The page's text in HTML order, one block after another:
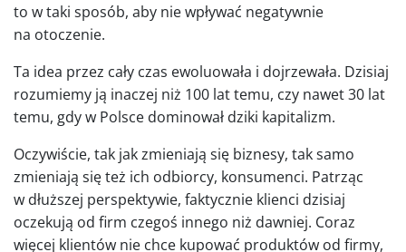
to w taki sposób, aby nie wpływać negatywnie
na otoczenie.
Ta idea przez cały czas ewoluowała i dojrzewała. Dzisiaj
rozumiemy ją inaczej niż 100 lat temu, czy nawet 30 lat
temu, gdy w Polsce dominował dziki kapitalizm.
Oczywiście, tak jak zmieniają się biznesy, tak samo
zmieniają się też ich odbiorcy, konsumenci. Patrząc
w dłuższej perspektywie, faktycznie klienci dzisiaj
oczekują od firm czegoś innego niż dawniej. Coraz
więcej klientów nie chce kupować produktów od firmy,